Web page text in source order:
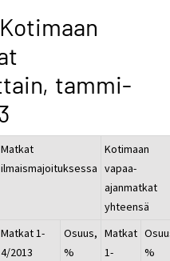
tammi-
Matkat
ilmaismajoituksessa
Kotimaan
vapaa-
ajanmatkat
yhteensä
Matkat 1-
4/2013
Osuus,
%
Matkat
1-
%